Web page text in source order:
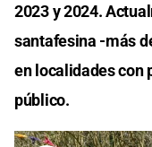
2023 y 2024.
santafesina -más
en localidades con
público.